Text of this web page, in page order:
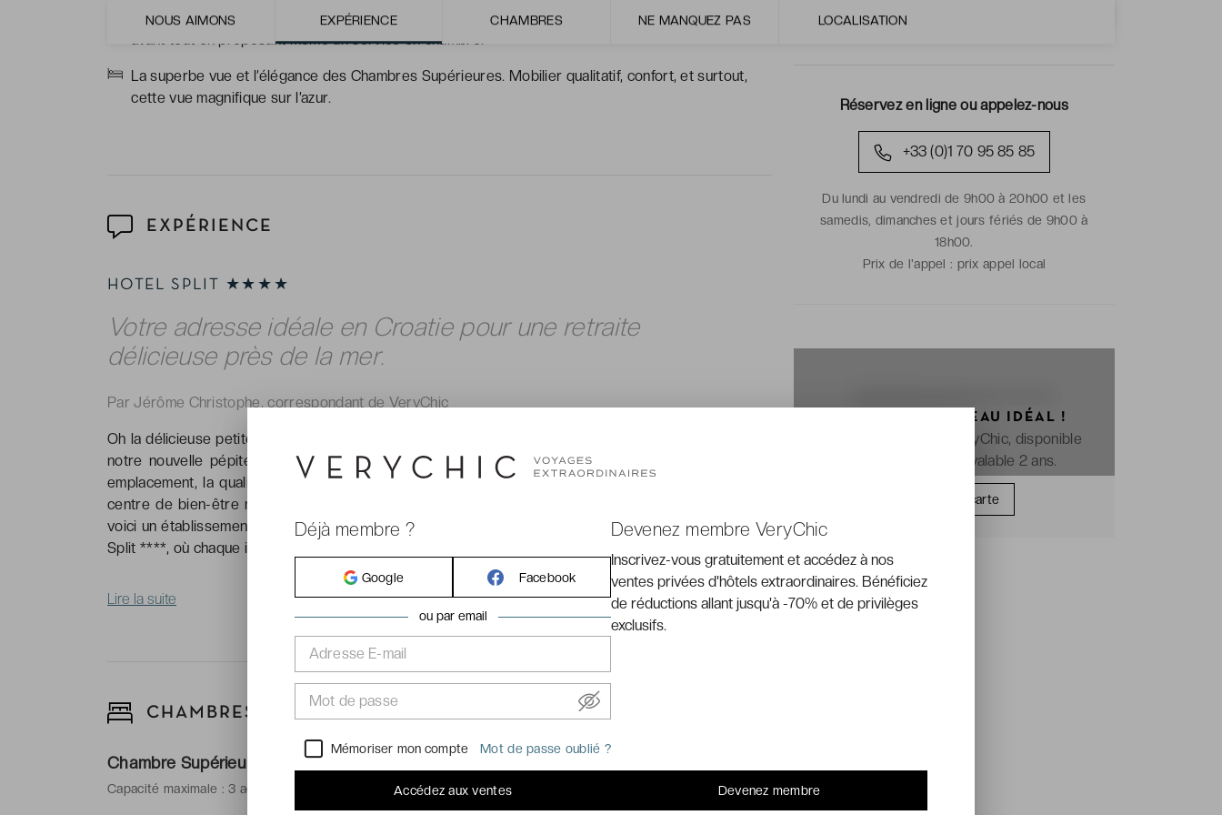
NOUS AIMONS EXPÉRIENCE CHAMBRES NE MANQUEZ PAS LOCALISATION
Le restaurant qui propose une expérience culinaire raffinée et qui place les produits locaux en
avant tout en proposant même un service en chambre.
La superbe vue et l’élégance des Chambres Supérieures. Mobilier qualitatif, confort, et surtout,
cette vue magnifique sur l’azur.
EXPÉRIENCE
HOTEL SPLIT ★★★★
Votre adresse idéale en Croatie pour une retraite
délicieuse près de la mer.
Par Jérôme Christophe, correspondant de VeryChic
Oh la délicieuse petite adresse que voici ! Nichée sur les côtes magnifiques de la Croatie, découvrez
notre nouvelle pépite : Hotel Split ****. Par son éloignement du centre historique de la ville, son
emplacement, la qualité de ses services, sa très jolie gastronomie, sa belle décoration design, son
centre de bien-être magnifique et surtout, les vues exceptionnelles qu’il propose sur les flots azur,
voici un établissement idéal en tous points pour une retraite absolument parfaite. Bienvenue à l'Hotel
Split ****, où chaque instant est une ode au bien-être.
Lire la suite
CHAMBRES
Chambre Supérieure vue mer
Capacité maximale : 3 adultes / 2 adultes et 1 enfant
Réservez en ligne ou appelez-nous
+33 (0)1 70 95 85 85
Du lundi au vendredi de 9h00 à 20h00 et les
samedis, dimanches et jours fériés de 9h00 à
18h00.
Prix de l'appel : prix appel local
OFFREZ LE CADEAU IDÉAL !
La e-carte cadeau VeryChic, disponible
immédiatement et valable 2 ans.
Offrir une carte
Déjà membre ?
Google Facebook
ou par email
Adresse E-mail
Mot de passe
Mémoriser mon compte Mot de passe oublié ?
Accédez aux ventes
Devenez membre VeryChic
Inscrivez-vous gratuitement et accédez à nos
ventes privées d'hôtels extraordinaires. Bénéficiez
de réductions allant jusqu'à -70% et de privilèges
exclusifs.
Devenez membre